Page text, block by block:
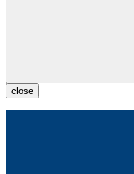
close